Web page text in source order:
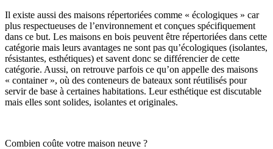
Il existe aussi des maisons répertoriées comme « écologiques » car
plus respectueuses de l’environnement et conçues spécifiquement
dans ce but. Les maisons en bois peuvent être répertoriées dans cette
catégorie mais leurs avantages ne sont pas qu’écologiques (isolantes,
résistantes, esthétiques) et savent donc se différencier de cette
catégorie. Aussi, on retrouve parfois ce qu’on appelle des maisons
« container », où des conteneurs de bateaux sont réutilisés pour
servir de base à certaines habitations. Leur esthétique est discutable
mais elles sont solides, isolantes et originales.
Combien coûte votre maison neuve ?